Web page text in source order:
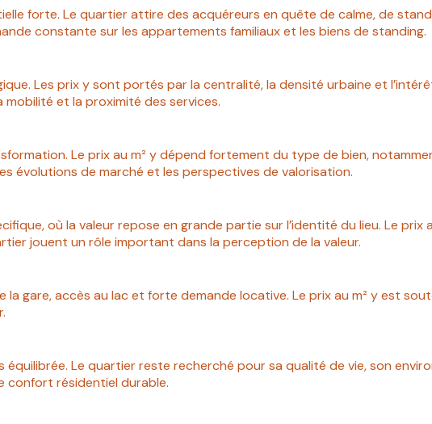
forte. Le quartier attire des acquéreurs en quête de calme, de
constante sur les appartements familiaux et les biens de standing.
Les prix y sont portés par la centralité, la densité urbaine et
mobilité et la proximité des services.
Le prix au m² y dépend fortement du type de bien,
évolutions de marché et les perspectives de valorisation.
où la valeur repose en grande partie sur l’identité du lieu. Le prix
jouent un rôle important dans la perception de la valeur.
gare, accès au lac et forte demande locative. Le prix au m² y est
Le quartier reste recherché pour sa qualité de vie, son
confort résidentiel durable.